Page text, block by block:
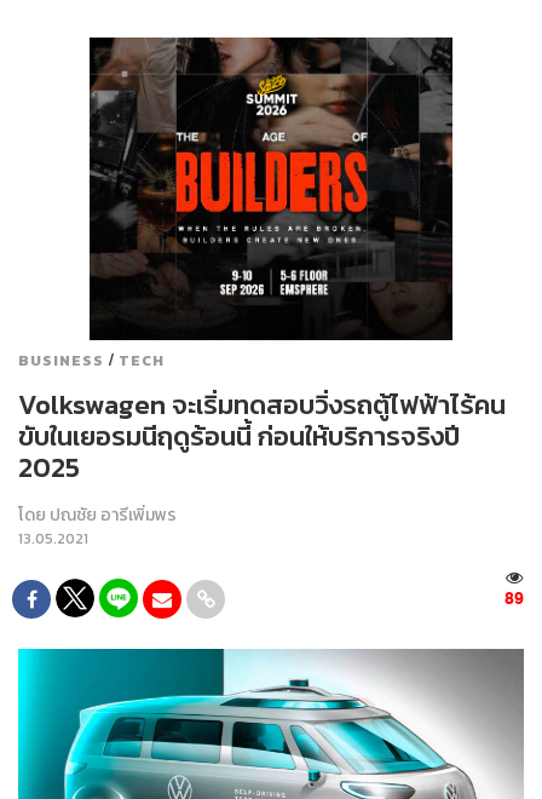
BUSINESS / TECH
Volkswagen จะเริ่มทดสอบวิ่งรถตู้ไฟฟ้าไร้คน
ขับในเยอรมนีฤดูร้อนนี้ ก่อนให้บริการจริงปี
2025
โดย ปณชัย อารีเพิ่มพร
13.05.2021
89